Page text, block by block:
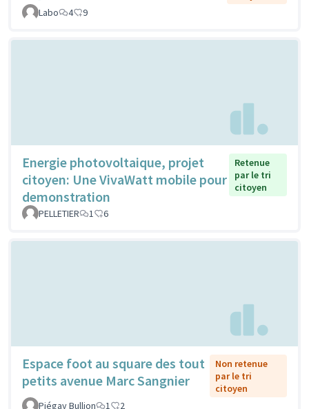
Labo
4 9
Energie photovoltaique, projet
citoyen: Une VivaWatt mobile pour
demonstration
Retenue
par le tri
citoyen
PELLETIER 1 6
Espace foot au square des tout
petits avenue Marc Sangnier
Non retenue
par le tri
citoyen
Piégay Bullion
1 2